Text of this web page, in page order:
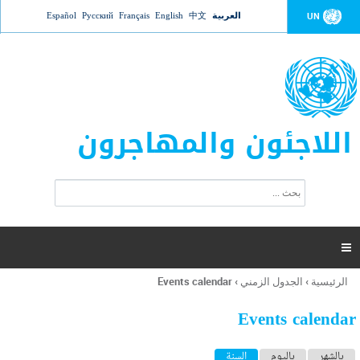
Jump to navigation UN العربية 中文
English
Français
Русский
Español
اللاجئون والمهاجرون
ت
ر
ل
ح
ب

أنت
هنا
الرئيسية › الجدول الزمني ›
Events calendar
Events calendar